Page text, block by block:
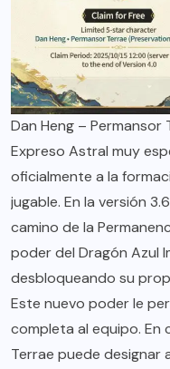
Dan Heng –
Expreso Astral muy
oficialmente a la
jugable. En la versión
camino de la
poder del Dragón Azul
desbloqueando su
Este nuevo poder le
completa al equipo. En
Terrae puede designar